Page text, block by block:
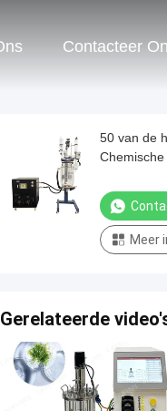
Contacteer
50 van de
Meer
Gerelateerde